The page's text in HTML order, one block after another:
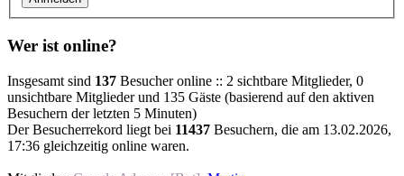
Wer ist online?
Insgesamt sind 137 Besucher online :: 2 sichtbare Mitglieder, 0
unsichtbare Mitglieder und 135 Gäste (basierend auf den aktiven
Besuchern der letzten 5 Minuten)
Der Besucherrekord liegt bei 11437 Besuchern, die am 13.02.2026,
17:36 gleichzeitig online waren.